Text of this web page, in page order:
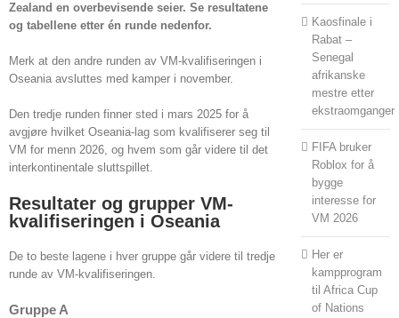
Zealand en overbevisende seier. Se resultatene
og tabellene etter én runde nedenfor.
Merk at den andre runden av VM-kvalifiseringen i
Oseania avsluttes med kamper i november.
Den tredje runden finner sted i mars 2025 for å
avgjøre hvilket Oseania-lag som kvalifiserer seg til
VM for menn 2026, og hvem som går videre til det
interkontinentale sluttspillet.
Resultater og grupper VM-
kvalifiseringen i Oseania
De to beste lagene i hver gruppe går videre til tredje
runde av VM-kvalifiseringen.
Gruppe A
Kaosfinale i
Rabat –
Senegal
afrikanske
mestre etter
ekstraomganger
FIFA bruker
Roblox for å
bygge
interesse for
VM 2026
Her er
kampprogram
til Africa Cup
of Nations